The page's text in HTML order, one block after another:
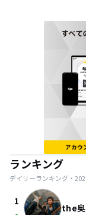
ランキング
デイリーランキング・
1
the